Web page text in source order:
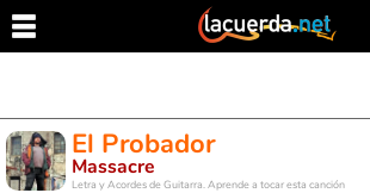
El Probador
Massacre
Letra y Acordes de Guitarra. Aprende a tocar esta canción